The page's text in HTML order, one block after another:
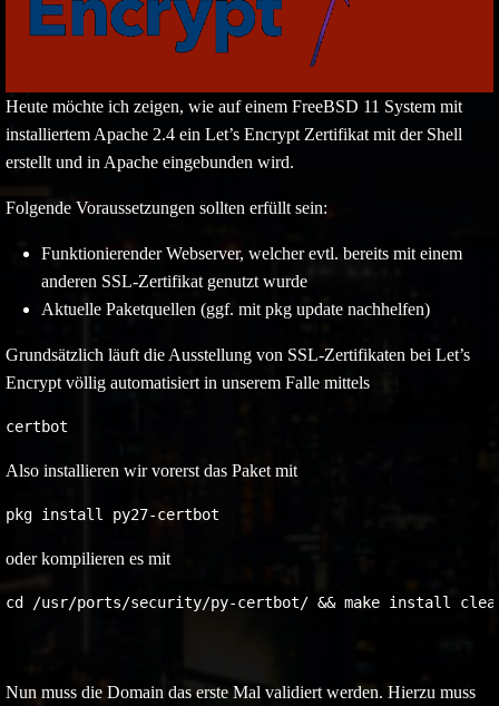
Heute möchte ich zeigen, wie auf einem FreeBSD 11 System mit
installiertem Apache 2.4 ein Let’s Encrypt Zertifikat mit der Shell
erstellt und in Apache eingebunden wird.
Folgende Voraussetzungen sollten erfüllt sein:
Funktionierender Webserver, welcher evtl. bereits mit einem
anderen SSL-Zertifikat genutzt wurde
Aktuelle Paketquellen (ggf. mit pkg update nachhelfen)
Grundsätzlich läuft die Ausstellung von SSL-Zertifikaten bei Let’s
Encrypt völlig automatisiert in unserem Falle mittels
certbot
Also installieren wir vorerst das Paket mit
pkg install py27-certbot
oder kompilieren es mit
cd /usr/ports/security/py-certbot/ && make install
Nun muss die Domain das erste Mal validiert werden. Hierzu muss